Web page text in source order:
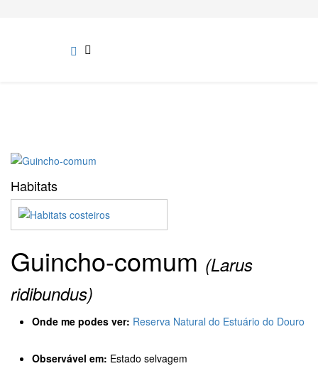
Habitats
Guincho-comum (Larus
ridibundus)
Onde me podes ver: Reserva Natural do Estuário do Douro
Observável em: Estado selvagem